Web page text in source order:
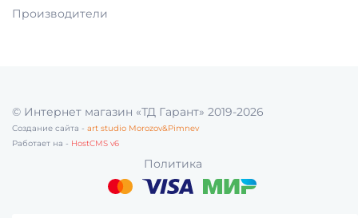
АППЛИКАТОРЫ /без срока/
МАТЕРИАЛ ДЛЯ ПРОФИЛАКТИКИ
ИМПЛАНТОЛОГИЯ
Производители
© Интернет магазин «ТД Гарант» 2019-2026
Создание сайта - art studio Morozov&Pimnev
Работает на - HostCMS v6
Политика